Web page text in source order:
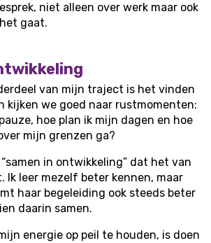
niet alleen over werk maar ook
gaat.
van mijn traject is het vinden
kijken we goed naar rustmomenten:
hoe plan ik mijn dagen en hoe
mijn grenzen ga?
in ontwikkeling” dat het van
Ik leer mezelf beter kennen, maar
haar begeleiding ook steeds beter
daarin samen.
energie op peil te houden, is doen